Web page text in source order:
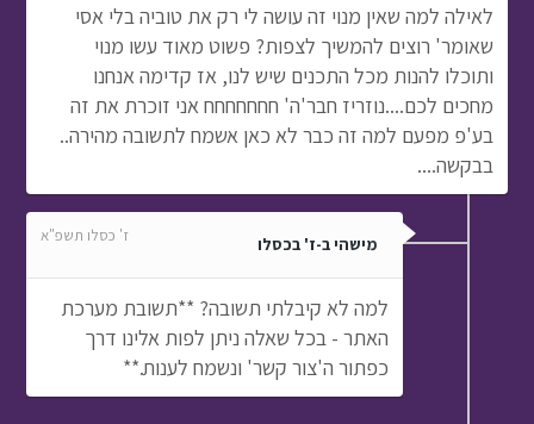
לאילה למה שאין מנוי זה עושה לי רק את טוביה בלי אסי
שאומר' רוצים להמשיך לצפות? פשוט מאוד עשו מנוי
ותוכלו להנות מכל התכנים שיש לנו, אז קדימה אנחנו
מחכים לכם....נוזריז חבר'ה' חחחחחחח אני זוכרת את זה
בע'פ מפעם למה זה כבר לא כאן אשמח לתשובה מהירה..
בבקשה....
מישהי ב-ז' בכסלו ז' כסלו תשפ"א
למה לא קיבלתי תשובה? **תשובת מערכת
האתר - בכל שאלה ניתן לפות אלינו דרך
כפתור ה'צור קשר' ונשמח לענות.**